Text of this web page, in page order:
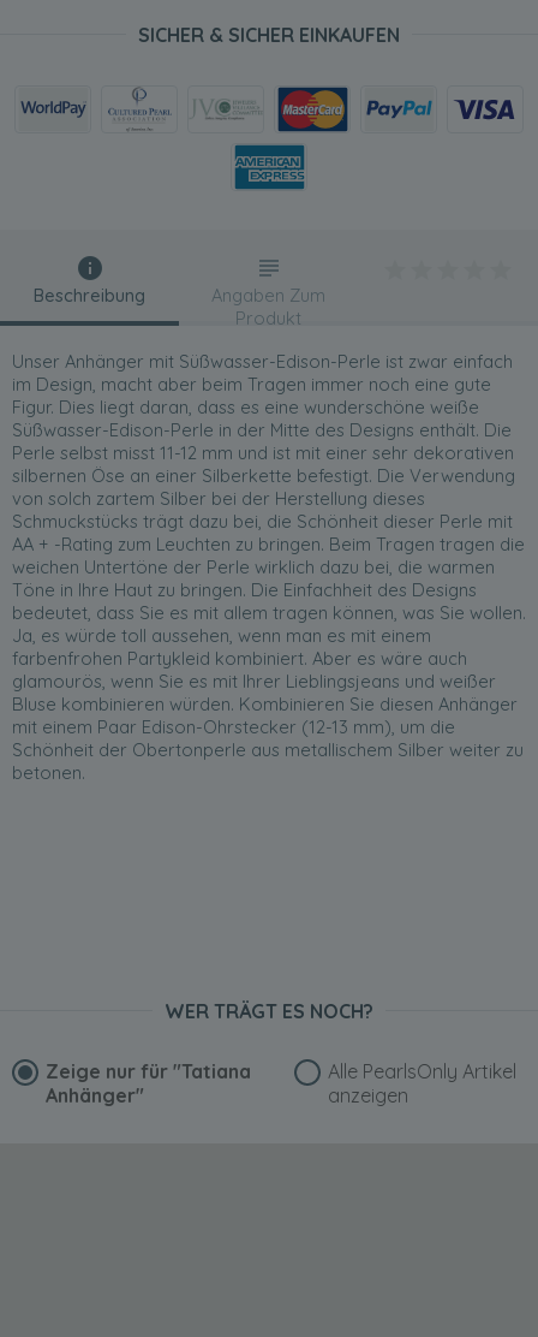
SICHER & SICHER EINKAUFEN
Beschreibung
Unser Anhänger mit Süßwasser-Edison-Perle ist zwar einfach
im Design, macht aber beim Tragen immer noch eine gute
Figur. Dies liegt daran, dass es eine wunderschöne weiße
Süßwasser-Edison-Perle in der Mitte des Designs enthält. Die
Perle selbst misst 11-12 mm und ist mit einer sehr dekorativen
silbernen Öse an einer Silberkette befestigt. Die Verwendung
von solch zartem Silber bei der Herstellung dieses
Schmuckstücks trägt dazu bei, die Schönheit dieser Perle mit
AA + -Rating zum Leuchten zu bringen. Beim Tragen tragen die
weichen Untertöne der Perle wirklich dazu bei, die warmen
Töne in Ihre Haut zu bringen. Die Einfachheit des Designs
bedeutet, dass Sie es mit allem tragen können, was Sie wollen.
Ja, es würde toll aussehen, wenn man es mit einem
farbenfrohen Partykleid kombiniert. Aber es wäre auch
glamourös, wenn Sie es mit Ihrer Lieblingsjeans und weißer
Bluse kombinieren würden. Kombinieren Sie diesen Anhänger
mit einem Paar Edison-Ohrstecker (12-13 mm), um die
Schönheit der Obertonperle aus metallischem Silber weiter zu
betonen.
Angaben Zum
Produkt
WER TRÄGT ES NOCH?
Zeige nur für "Tatiana
Anhänger"
Alle PearlsOnly Artikel
anzeigen